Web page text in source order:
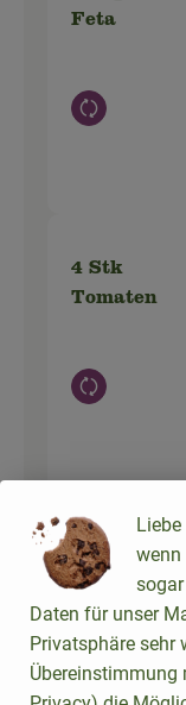
Feta
Auswahl
4 Stk
Tomaten
Auswahl
300 g
Mehl
Auswahl
wenn
Daten für unser
Privatsphäre sehr
Übereinstimmung